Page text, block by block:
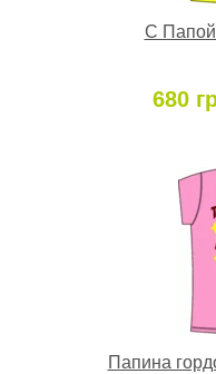
С Папой
680
Папина